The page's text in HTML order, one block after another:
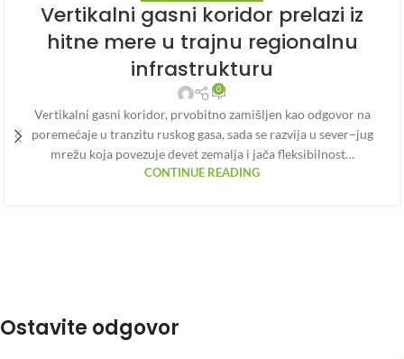
Vertikalni gasni koridor prelazi iz
hitne mere u trajnu regionalnu
infrastrukturu
0
Vertikalni gasni koridor, prvobitno zamišljen kao odgovor na
poremećaje u tranzitu ruskog gasa, sada se razvija u sever–jug
mrežu koja povezuje devet zemalja i jača fleksibilnost…
CONTINUE READING
Ostavite odgovor